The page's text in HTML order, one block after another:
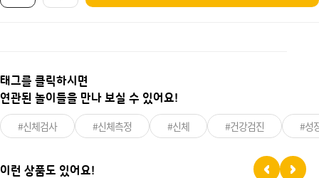
태그를 클릭하시면
연관된 놀이들을 만나 보실 수 있어요!
#신체검사 #신체측정 #신체 #건강검진 #성
이런 상품도 있어요!